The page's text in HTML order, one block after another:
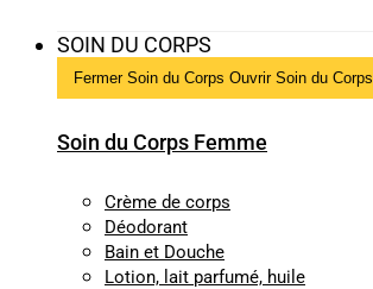
SOIN DU CORPS
Fermer Soin du Corps Ouvrir Soin du Corps
Soin du Corps Femme
Crème de corps
Déodorant
Bain et Douche
Lotion, lait parfumé, huile